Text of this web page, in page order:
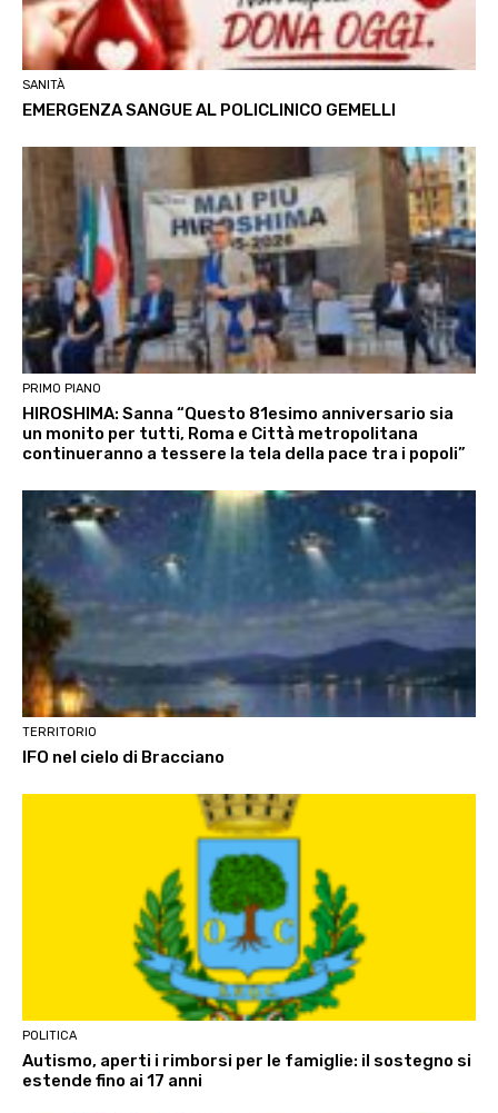
SANITÀ
EMERGENZA SANGUE AL POLICLINICO GEMELLI
PRIMO PIANO
HIROSHIMA: Sanna “Questo 81esimo anniversario sia
un monito per tutti, Roma e Città metropolitana
continueranno a tessere la tela della pace tra i popoli”
TERRITORIO
IFO nel cielo di Bracciano
POLITICA
Autismo, aperti i rimborsi per le famiglie: il sostegno si
estende fino ai 17 anni